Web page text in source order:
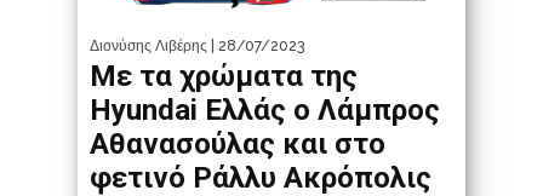
Διονύσης Λιβέρης | 28/07/2023
Με τα χρώματα της
Ηyundai Ελλάς ο Λάμπρος
Αθανασούλας και στο
φετινό Ράλλυ Ακρόπολις